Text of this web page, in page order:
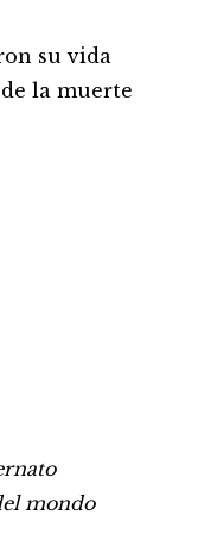
su vida
la muerte
mondo